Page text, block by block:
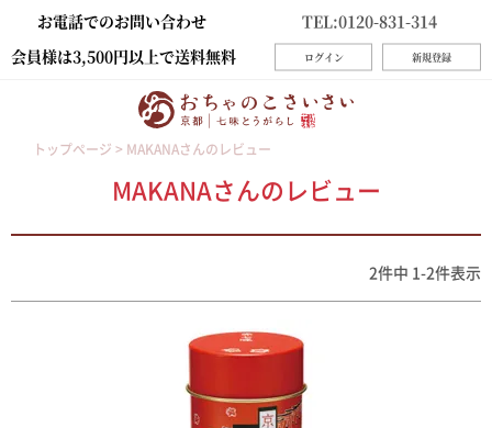
お電話でのお問い合わせ
TEL:0120-831-314
会員様は3,500円以上で送料無料
ログイン 新規登録
トップページ MAKANAさんのレビュー
MAKANAさんのレビュー
2件中 1 -2件表示